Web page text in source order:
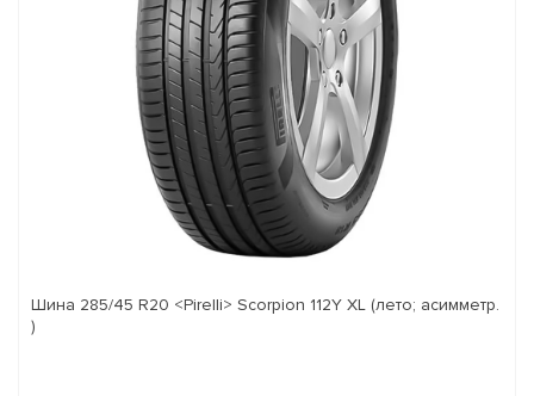
Шина 285/45 R20 <Pirelli> Scorpion 112Y XL (лето; асимметр.
)